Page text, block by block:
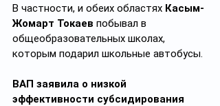
В частности, и обеих областях Касым-
Жомарт Токаев побывал в
общеобразовательных школах,
которым подарил школьные автобусы.
ВАП заявила о низкой
эффективности субсидирования